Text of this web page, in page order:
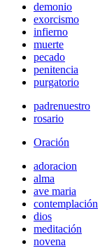
demonio
exorcismo
infierno
muerte
pecado
penitencia
purgatorio
padrenuestro
rosario
Oración
adoracion
alma
ave maria
contemplación
dios
meditación
novena